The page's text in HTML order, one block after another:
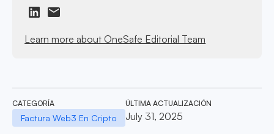
Learn more about OneSafe Editorial Team
CATEGORÍA
Factura Web3 En Cripto
ÚLTIMA ACTUALIZACIÓN
July 31, 2025